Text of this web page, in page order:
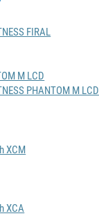
FIRAL
PHANTOM M LCD
XCM
XCA